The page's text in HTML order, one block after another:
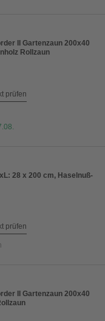
II Gartenzaun 200x40
Rollzaun
prüfen
28 x 200 cm, Haselnuß-
prüfen
II Gartenzaun 200x40